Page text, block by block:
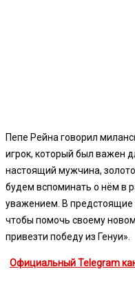
Пепе Рейна говорил
игрок, который был важен
настоящий мужчина,
будем вспоминать о нём в
уважением. В предстоящие
чтобы помочь своему
привезти победу из Генуи».
Официальный Telegram